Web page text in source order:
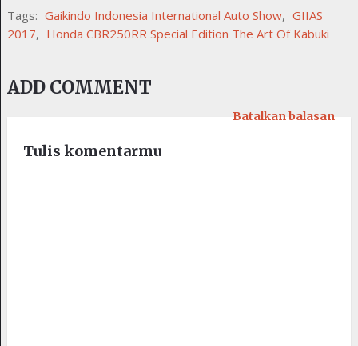
Tags: Gaikindo Indonesia International Auto Show, GIIAS
2017, Honda CBR250RR Special Edition The Art Of Kabuki
ADD COMMENT
Tulis komentarmu
Batalkan balasan